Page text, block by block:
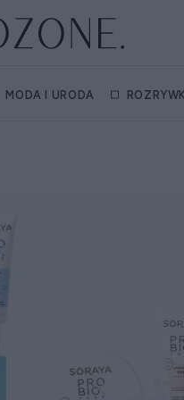
MODA I URODA